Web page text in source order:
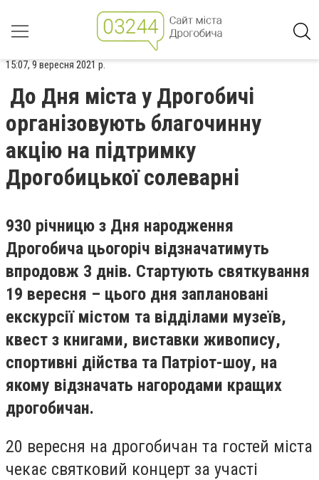
15:07, 9 вересня 2021 р.
До Дня міста у Дрогобичі
організовують благочинну
акцію на підтримку
Дрогобицької солеварні
930 річницю з Дня народження
Дрогобича цьогоріч відзначатимуть
впродовж 3 днів. Стартують святкування
19 вересня – цього дня заплановані
екскурсії містом та відділами музеїв,
квест з книгами, виставки живопису,
спортивні дійства та Патріот-шоу, на
якому відзначать нагородами кращих
дрогобичан.
20 вересня на дрогобичан та гостей міста
чекає святковий концерт за участі